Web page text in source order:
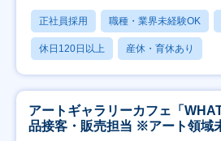
正社員採用 職種・業界未経験OK
休日120日以上 産休・育休あり
アートギャラリーカフェ「
品接客・販売担当 ※アート領域